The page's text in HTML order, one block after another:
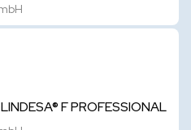
F PROFESSIONAL